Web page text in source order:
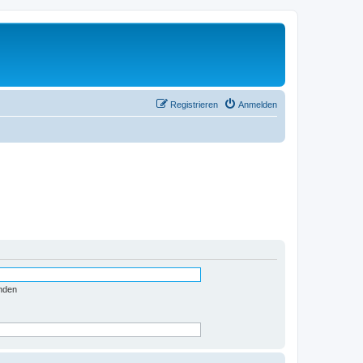
Anmelden
Registrieren